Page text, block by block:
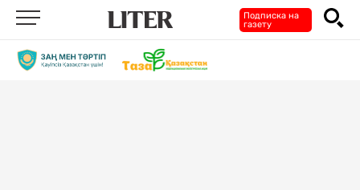
Подписка на
газету